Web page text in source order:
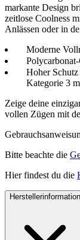
markante Design
zeitlose Coolness
Anlässen oder in
Moderne
Hoher
Kategorie 3
Zeige deine
vollen Zügen mit
Bitte beachte die
Hier findest du die
Herstellerinformation